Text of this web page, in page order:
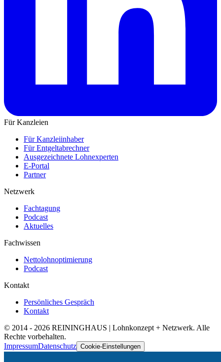
Für Kanzleien
Für Kanzleiinhaber
Für Entgeltabrechner
Ausgezeichnete Lohnexperten
E-Portal
Partner
Netzwerk
Fachtagung
Podcast
Aktuelles
Fachwissen
Nettolohnoptimierung
Podcast
Kontakt
Persönliches Gespräch
Kontakt
© 2014 - 2026 REININGHAUS | Lohnkonzept + Netzwerk. Alle
Rechte vorbehalten.
ImpressumDatenschutz Cookie-Einstellungen